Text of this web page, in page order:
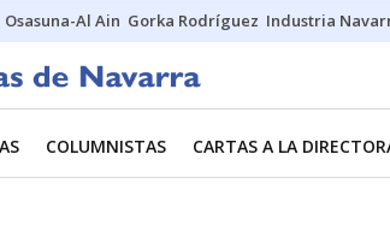
Osasuna-Al Ain Gorka Rodríguez Industria
COLUMNISTAS CARTAS A LA